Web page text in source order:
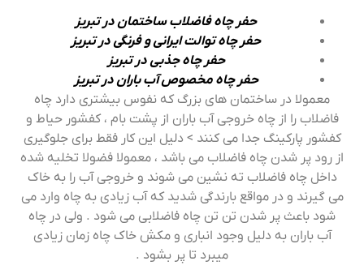
حفر چاه فاضلاب ساختمان در تبریز
حفر چاه توالت ایرانی و فرنگی در تبریز
حفر چاه جذبی در تبریز
حفر چاه مخصوص آب باران در تبریز
معمولا در ساختمان های بزرگ که نفوس بیشتری دارد چاه
فاضلاب را از چاه خروجی آب باران از پشت بام ، کفشور حیاط و
کفشور پارکینگ جدا می کنند > دلیل این کار فقط برای جلوگیری
از رود پر شدن چاه فاضلاب می باشد ، معمولا فضولا تخلیه شده
داخل چاه فاضلاب ته نشین می شوند و خروجی آب را به خاک
می گیرند و در مواقع بارندگی شدید که آب زیادی به چاه وارد می
شود باعث پر شدن تن تن چاه فاضلابی می شود . ولی در چاه
آب باران به دلیل وجود انباری و مکش خاک چاه زمان زیادی
میبرد تا پر بشود .